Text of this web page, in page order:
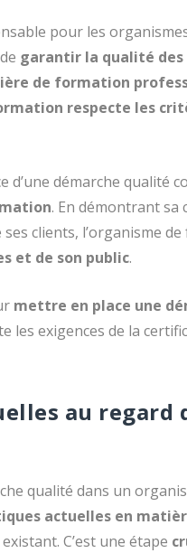
pour les
garantir la qualité
de formation
respecte les
d’une démarche qualité
. En démontrant sa
clients, l’organisme
et de son public.
mettre en place une
les exigences de la
au regard
qualité dans un
actuelles en
C’est une étape